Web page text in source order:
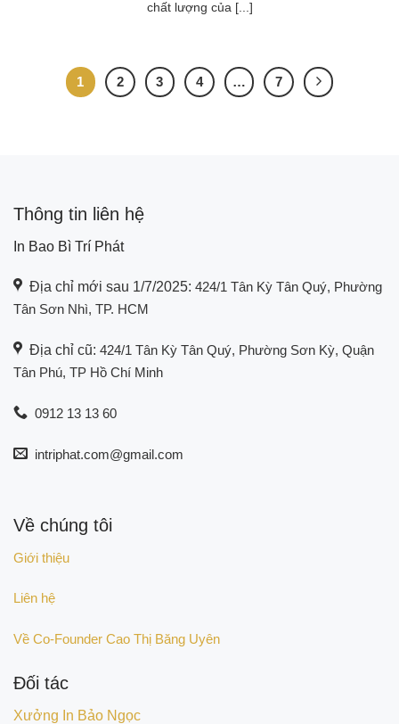
chất lượng của [...]
1 2 3 4 … 7
Thông tin liên hệ
In Bao Bì Trí Phát
Địa chỉ mới sau 1/7/2025: 424/1 Tân Kỳ Tân Quý, Phường
Tân Sơn Nhì, TP. HCM
Địa chỉ cũ: 424/1 Tân Kỳ Tân Quý, Phường Sơn Kỳ, Quận
Tân Phú, TP Hồ Chí Minh
0912 13 13 60
intriphat.com@gmail.com
Về chúng tôi
Giới thiệu
Liên hệ
Về Co-Founder Cao Thị Băng Uyên
Đối tác
Xưởng In Bảo Ngọc